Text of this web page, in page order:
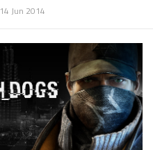
14 Jun 2014